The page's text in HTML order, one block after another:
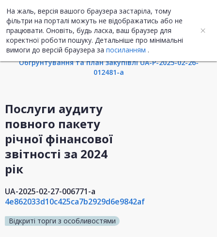
На жаль, версія вашого браузера застаріла, тому
фільтри на порталі можуть не відображатись або не
працювати. Оновіть, будь ласка, ваш браузер для
коректної роботи пошуку. Детальніше про мінімальні
вимоги до версій браузера за посиланням .
UA ENG
Інформація про закупівлю
Обгрунтування та план закупівлі UA-P-2025-02-26-
012481-a
Послуги аудиту
повного пакету
річної фінансової
звітності за 2024
рік
UA-2025-02-27-006771-a
4e862033d10c425ca7b2929d6e9842af
Відкриті торги з особливостями